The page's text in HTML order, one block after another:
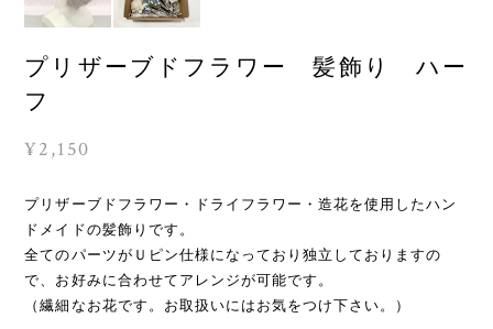
プリザーブドフラワー 髪飾り ハー
フ
¥2,150
プリザーブドフラワー・ドライフラワー・造花を使用したハン
ドメイドの髪飾りです。
全てのパーツがＵピン仕様になっており独立しておりますの
で、お好みに合わせてアレンジが可能です。
（繊細なお花です。お取扱いにはお気をつけ下さい。）